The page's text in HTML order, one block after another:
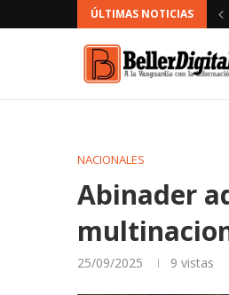
ÚLTIMAS NOTICIAS
VÍA CONTRARIA
NACIONALES
Abinader
25/09/2025 9 vistas